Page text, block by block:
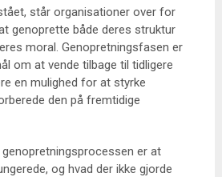
står organisationer over for
genoprette både deres struktur
moral. Genopretningsfasen er
om at vende tilbage til tidligere
en mulighed for at styrke
den på fremtidige
er at
og hvad der ikke gjorde